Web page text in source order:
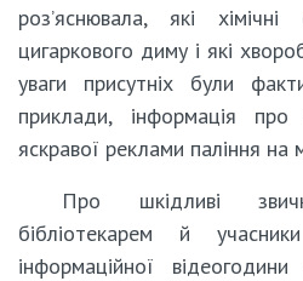
роз’яснювала, які
цигаркового диму і які
уваги присутніх були
приклади, інформація про
яскравої реклами паління на
Про шкідливі
бібліотекарем й
інформаційної